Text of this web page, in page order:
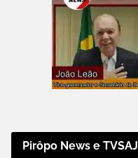
Pirôpo News e TVSAJ